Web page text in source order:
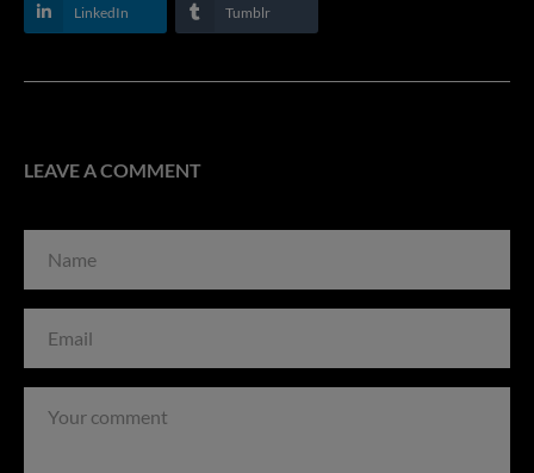
LinkedIn Tumblr
LEAVE A COMMENT